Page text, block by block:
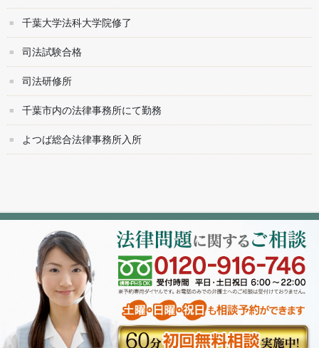
千葉大学法科大学院修了
司法試験合格
司法研修所
千葉市内の法律事務所にて勤務
よつば総合法律事務所入所